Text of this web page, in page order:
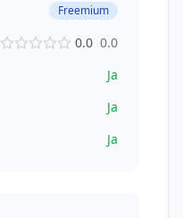
Freemium
0.0 0.0
Ja
Ja
Ja